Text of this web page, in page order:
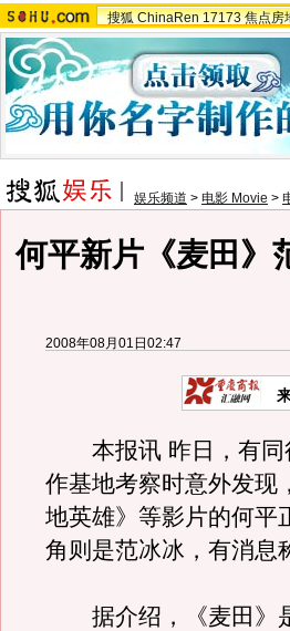
搜狐 ChinaRen 17173 焦点房
娱乐频道 > 电影 Movie >
何平新片《麦田》
2008年08月01日02:47
本报讯 昨日，有同
作基地考察时意外发现
地英雄》等影片的何平
角则是范冰冰，有消息
据介绍，《麦田》